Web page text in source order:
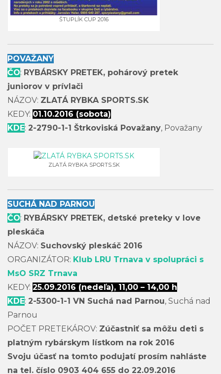
ŠTUPLÍK CUP 2016
POVAŽANY
ČO: RYBÁRSKY PRETEK, pohárový pretek
juniorov v prívlači
NÁZOV: ZLATÁ RYBKA SPORTS.SK
KEDY: 01.10.2016 (sobota)
KDE: 2-2790-1-1 Štrkoviská Považany, Považany
ZLATÁ RYBKA SPORTS.SK
SUCHÁ NAD PARNOU
ČO: RYBÁRSKY PRETEK, detské preteky v love
pleskáča
NÁZOV: Suchovský pleskáč 2016
ORGANIZÁTOR: Klub LRU Trnava v spolupráci s
MsO SRZ Trnava
KEDY: 25.09.2016 (nedeľa), 11,00 – 14,00 h
KDE: 2-5300-1-1 VN Suchá nad Parnou, Suchá nad
Parnou
POČET PRETEKÁROV: Zúčastniť sa môžu deti s
platným rybárskym lístkom na rok 2016
Svoju účasť na tomto podujatí prosím nahláste
na tel. číslo 0903 404 655 do 22.09.2016